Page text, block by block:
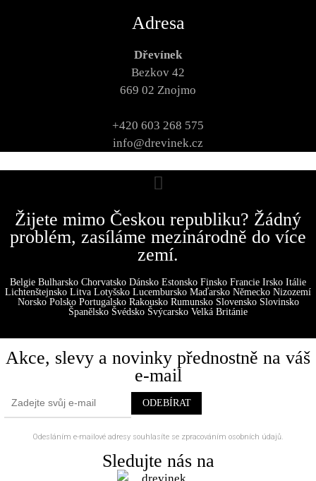
Adresa
Dřevínek
Bezkov 42
669 02 Znojmo
+420 603 268 575
info@drevinek.cz
Žijete mimo Českou republiku? Žádný
problém, zasíláme mezinárodně do více
zemí.
Belgie Bulharsko Chorvatsko Dánsko Estonsko Finsko Francie Irsko Itálie
Lichtenštejnsko Litva Lotyšsko Lucembursko Maďarsko Německo Nizozemí
Norsko Polsko Portugalsko Rakousko Rumunsko Slovensko Slovinsko
Španělsko Švédsko Švýcarsko Velká Británie
Akce, slevy a novinky přednostně na váš
e-mail
Odesláním e-mailové adresy souhlasíte se zpracováním osobních údajů.
Sledujte nás na